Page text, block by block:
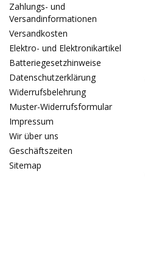
Zahlungs- und
Versandinformationen
Versandkosten
Elektro- und Elektronikartikel
Batteriegesetzhinweise
Datenschutzerklärung
Widerrufsbelehrung
Muster-Widerrufsformular
Impressum
Wir über uns
Geschäftszeiten
Sitemap